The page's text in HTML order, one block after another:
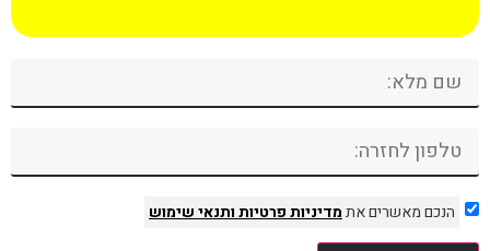
הנכם מאשרים אתמדיניות פרטיותותנאי שימוש